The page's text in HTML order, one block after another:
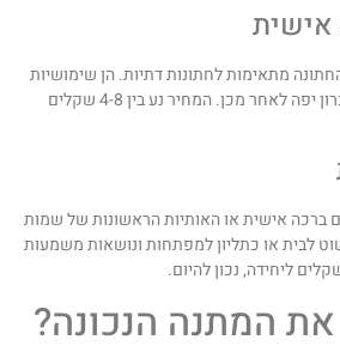
מתאימות לחתונות דתיות. הן שימושיות
במהלך הטקס ונשארות כזיכרון יפה לאחר מכן. המחיר נע בין 4-8 שקלים
אישית או האותיות הראשונות של שמות
לבית או כתליון למפתחות ונושאות משמעות
המתנה הנכונה?